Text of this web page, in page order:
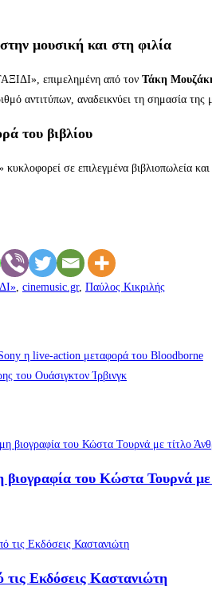
μουσική και στη φιλία
επιμελημένη από τον Τάκη
αντιτύπων, αναδεικνύει τη σημασία
του βιβλίου
σε επιλεγμένα βιβλιοπωλεία και
cinemusic.gr, Παύλος Κικριλής
η live-action μεταφορά του Bloodborne
του Ουάσιγκτον Ίρβινγκ
βιογραφία του Κώστα Τουρνά
Εκδόσεις Καστανιώτη